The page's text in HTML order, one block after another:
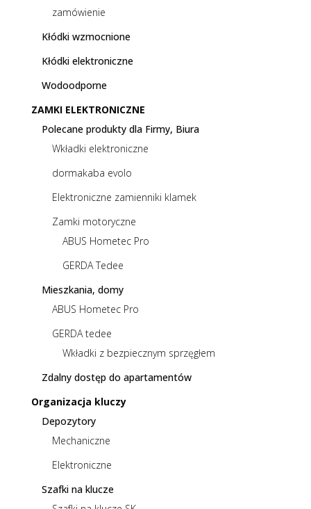
zamówienie
Kłódki wzmocnione
Kłódki elektroniczne
Wodoodporne
ZAMKI ELEKTRONICZNE
Polecane produkty dla Firmy, Biura
Wkładki elektroniczne
dormakaba evolo
Elektroniczne zamienniki klamek
Zamki motoryczne
ABUS Hometec Pro
GERDA Tedee
Mieszkania, domy
ABUS Hometec Pro
GERDA tedee
Wkładki z bezpiecznym sprzęgłem
Zdalny dostęp do apartamentów
Organizacja kluczy
Depozytory
Mechaniczne
Elektroniczne
Szafki na klucze